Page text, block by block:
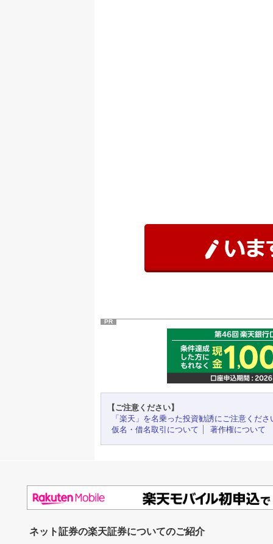
PR
【ご注意ください】
「楽天」を名乗った投資勧誘にご注意くださ
仮名・借名取引について
著作権について
ネット証券の楽天証券についてのご紹介